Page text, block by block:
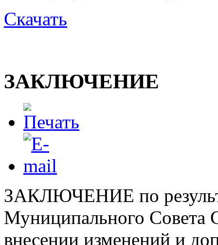
Скачать
ЗАКЛЮЧЕНИЕ
ЗАКЛЮЧЕНИЕ по
Муниципального Совета
внесении изменений и